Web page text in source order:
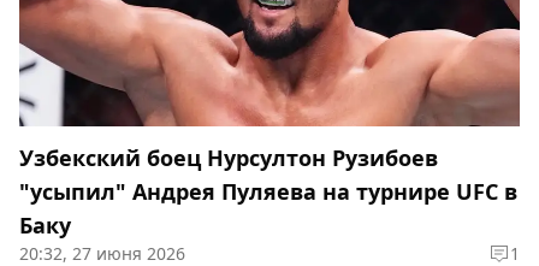
Узбекский боец Нурсултон Рузибоев
"усыпил" Андрея Пуляева на турнире UFC в
Баку
20:32, 27 июня 2026 1